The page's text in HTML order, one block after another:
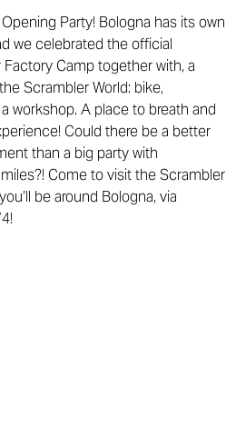
Party! Bologna has its own
we celebrated the official
Camp together with, a
Scrambler World: bike,
workshop. A place to breath and
Could there be a better
than a big party with
Come to visit the Scrambler
be around Bologna, via